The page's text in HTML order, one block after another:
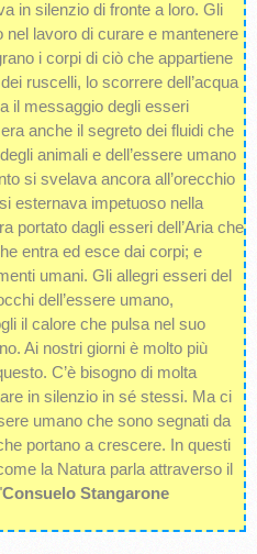
in silenzio di fronte a loro. Gli
lavoro di curare e mantenere
i corpi di ciò che appartiene
ruscelli, lo scorrere dell’acqua
il messaggio degli esseri
anche il segreto dei fluidi che
animali e dell’essere umano
si svelava ancora all’orecchio
esternava impetuoso nella
portato dagli esseri dell’Aria che
entra ed esce dai corpi; e
umani. Gli allegri esseri del
dell’essere umano,
il calore che pulsa nel suo
Ai nostri giorni è molto più
C’è bisogno di molta
in silenzio in sé stessi. Ma ci
umano che sono segnati da
portano a crescere. In questi
la Natura parla attraverso il
Consuelo Stangarone